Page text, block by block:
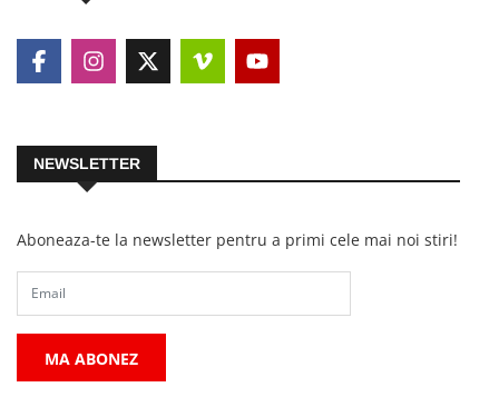
NEWSLETTER
Aboneaza-te la newsletter pentru a primi cele mai noi stiri!
MA ABONEZ